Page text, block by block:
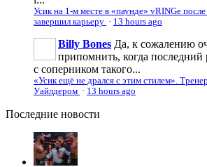
Усик на 1-м месте в «паунде» vRINGe
завершил карьеру · 13 hours ago
Billy Bones Да, к сожалению
припомнить, когда последний
с соперником такого...
«Усик ещё не дрался с этим стилем».
Уайлдером · 13 hours ago
Последние новости